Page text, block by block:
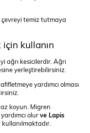
çevreyi temiz tutmaya
kullanın
ağrı kesicilerdir. Ağrı
yerleştirebilirsiniz.
yardımcı olması
koyun. Migren
olurve Lapis